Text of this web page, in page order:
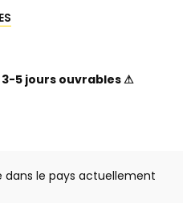
3-5 jours ouvrables ⚠
dans le pays actuellement